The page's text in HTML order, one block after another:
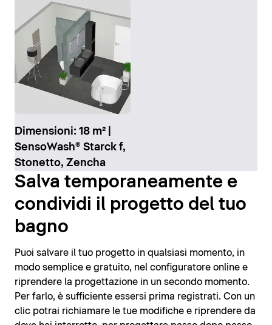
Dimensioni: 18 m² |
SensoWash® Starck f,
Stonetto, Zencha
Salva temporaneamente e
condividi il progetto del tuo
bagno
Puoi salvare il tuo progetto in qualsiasi momento, in
modo semplice e gratuito, nel configuratore online e
riprendere la progettazione in un secondo momento.
Per farlo, è sufficiente essersi prima registrati. Con un
clic potrai richiamare le tue modifiche e riprendere da